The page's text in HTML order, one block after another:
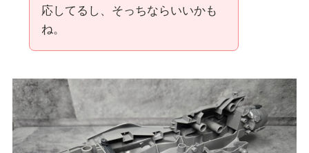
応してるし、そっちならいいかも
ね。